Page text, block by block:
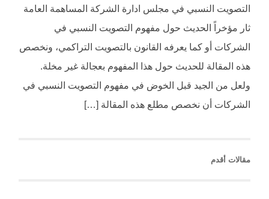
التصويت النسبي في مجلس ادارة الشركة المساهمة العامة
ثار مؤخراً الحديث حول مفهوم التصويت النسبي في
الشركات أو كما يعرفه القانون بالتصويت التراكمي، ونخصص
هذه المقالة للحديث حول هذا المفهوم بعجالة غير مخلة.
ولعل من الجيد قبل الخوض في مفهوم التصويت النسبي في
الشركات أن نخصص مطلع هذه المقالة […]
مقالات أقدم